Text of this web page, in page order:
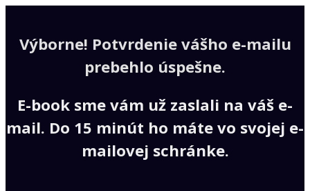
Výborne! Potvrdenie vášho e-mailu
prebehlo úspešne.
E-book sme vám už zaslali na váš e-
mail. Do 15 minút ho máte vo svojej e-
mailovej schránke.